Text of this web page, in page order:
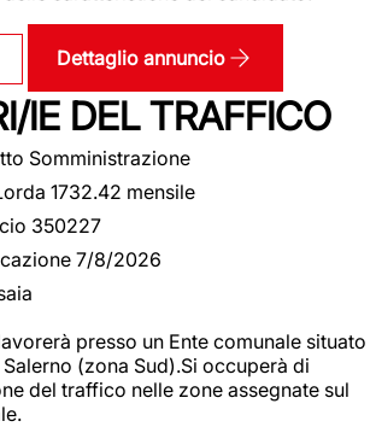
Dettaglio annuncio
IE DEL TRAFFICO
Somministrazione
1732.42 mensile
350227
7/8/2026
presso un Ente comunale situato
(zona Sud).Si occuperà di
del traffico nelle zone assegnate sul